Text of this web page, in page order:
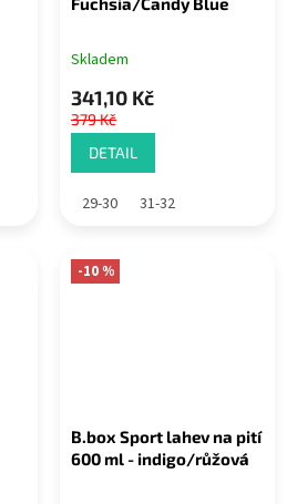
Skladem
341,10 Kč
379 Kč
DETAIL
29-30 31-32
-10 %
B.box Sport lahev na pití
600 ml - indigo/růžová